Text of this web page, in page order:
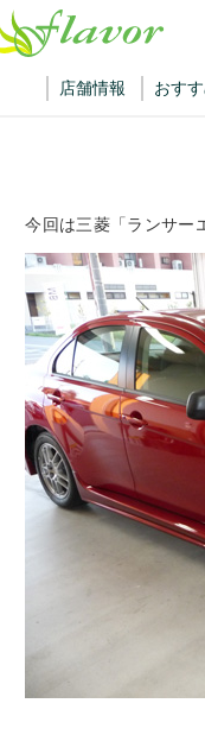
店舗情報 おす
今回は三菱「ランサー